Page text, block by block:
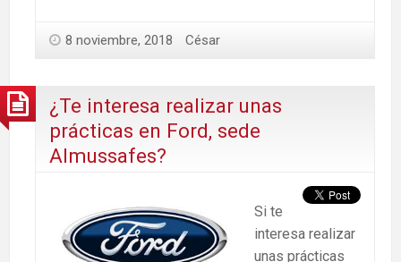
8 noviembre, 2018 César
¿Te interesa realizar unas
prácticas en Ford, sede
Almussafes?
Si te
interesa realizar
unas prácticas